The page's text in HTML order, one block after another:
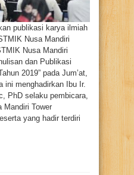
publikasi karya ilmiah
Nusa Mandiri
Nusa Mandiri
dan Publikasi
2019” pada Jum’at,
ini menghadirkan Ibu Ir.
PhD selaku pembicara,
Mandiri Tower
yang hadir terdiri